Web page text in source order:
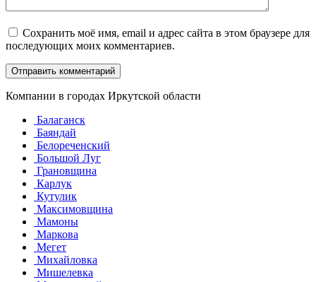
Сохранить моё имя, email и адрес сайта в этом браузере для
последующих моих комментариев.
Компании в городах Иркутской области
Балаганск
Баяндай
Белореченский
Большой Луг
Грановщина
Карлук
Кутулик
Максимовщина
Мамоны
Маркова
Мегет
Михайловка
Мишелевка